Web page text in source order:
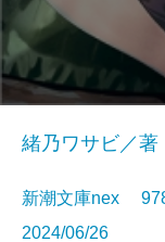
緒乃ワサビ／著
新潮文庫nex
2024/06/26